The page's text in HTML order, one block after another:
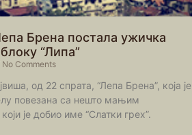
Брена постала ужичка
“Липа”
No Comments
од 22 спрата, “Лепа Брена”, која је
повезана са нешто мањим
је добио име “Слатки грех”.